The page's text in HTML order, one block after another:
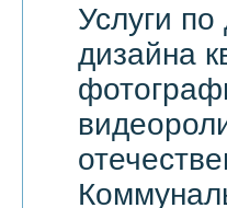
Услуги
дизайна